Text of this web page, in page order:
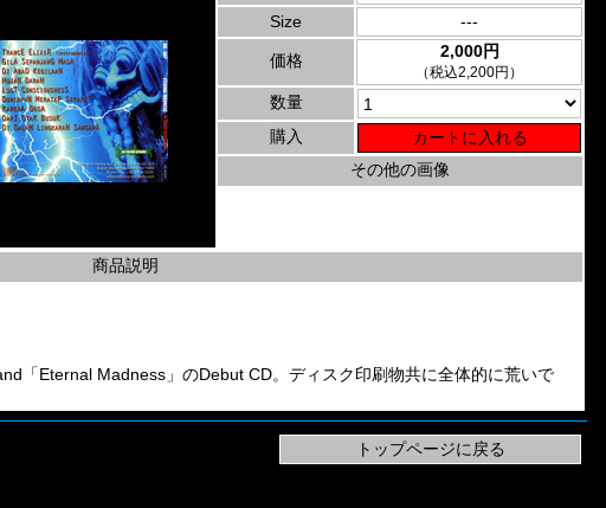
Size
---
価格 2,000円
（税込2,200円）
数量
購入
その他の画像
商品説明
「Eternal Madness」のDebut CD。ディスク印刷物共に全体的に荒いで